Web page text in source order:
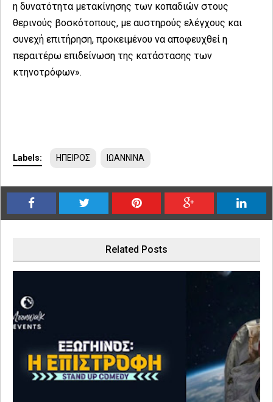
η δυνατότητα μετακίνησης των κοπαδιών στους
θερινούς βοσκότοπους, με αυστηρούς ελέγχους και
συνεχή επιτήρηση, προκειμένου να αποφευχθεί η
περαιτέρω επιδείνωση της κατάστασης των
κτηνοτρόφων».
Labels: ΗΠΕΙΡΟΣ ΙΩΑΝΝΙΝΑ
Related Posts